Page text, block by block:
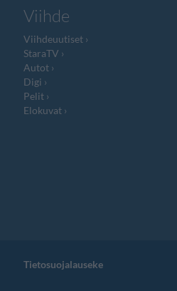
Viihde
Viihdeuutiset
StaraTV
Autot
Digi
Pelit
Elokuvat
Tietosuojalauseke